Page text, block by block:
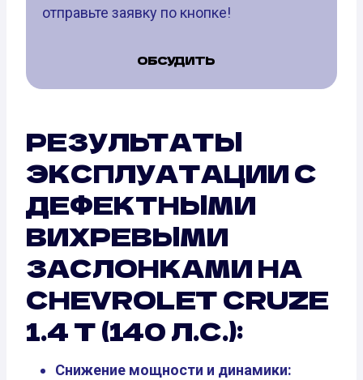
отправьте заявку по кнопке!
ОБСУДИТЬ
РЕЗУЛЬТАТЫ
ЭКСПЛУАТАЦИИ С
ДЕФЕКТНЫМИ
ВИХРЕВЫМИ
ЗАСЛОНКАМИ НА
CHEVROLET CRUZE
1.4 T (140 Л.С.):
Снижение мощности и динамики: